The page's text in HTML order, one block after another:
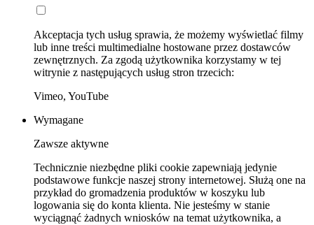
Akceptacja tych usług sprawia, że możemy wyświetlać filmy
lub inne treści multimedialne hostowane przez dostawców
zewnętrznych. Za zgodą użytkownika korzystamy w tej
witrynie z następujących usług stron trzecich:
Vimeo, YouTube
Wymagane
Zawsze aktywne
Technicznie niezbędne pliki cookie zapewniają jedynie
podstawowe funkcje naszej strony internetowej. Służą one na
przykład do gromadzenia produktów w koszyku lub
logowania się do konta klienta. Nie jesteśmy w stanie
wyciągnąć żadnych wniosków na temat użytkownika, a